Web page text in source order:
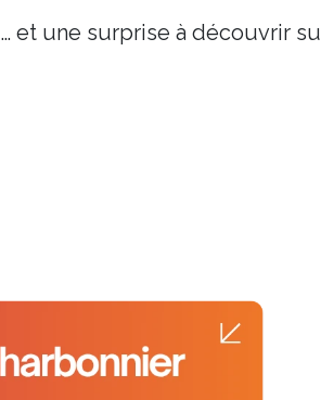
… et une surprise à découvrir